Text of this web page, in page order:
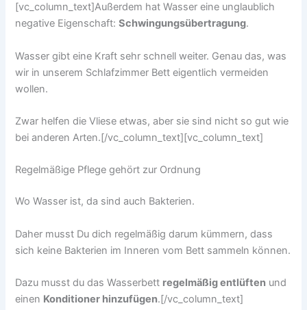
[vc_column_text]Außerdem hat Wasser eine unglaublich
negative Eigenschaft:Schwingungsübertragung.
Wasser gibt eine Kraft sehr schnell weiter. Genau das, was
wir in unserem Schlafzimmer Bett eigentlich vermeiden
wollen.
Zwar helfen die Vliese etwas, aber sie sind nicht so gut wie
bei anderen Arten.[/vc_column_text][vc_column_text]
Regelmäßige Pflege gehört zur Ordnung
Wo Wasser ist, da sind auch Bakterien.
Daher musst Du dich regelmäßig darum kümmern, dass
sich keine Bakterien im Inneren vom Bett sammeln können.
Dazu musst du das Wasserbett regelmäßig entlüften und
einen Konditioner hinzufügen.[/vc_column_text]